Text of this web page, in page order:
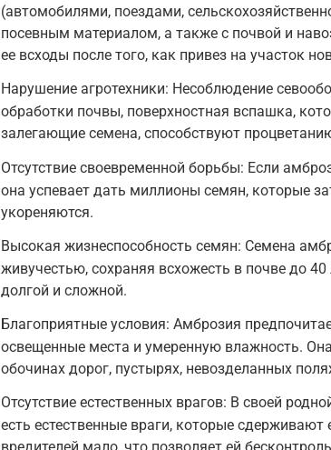
(автомобилями, поездами,
посевным материалом, а также с почвой и
ее всходы после того, как привез на участок
Нарушение агротехники: Несоблюдение
обработки почвы, поверхностная вспашка,
залегающие семена, способствуют
Отсутствие своевременной борьбы: Если
она успевает дать миллионы семян, которые
укореняются.
Высокая жизнеспособность семян: Семена
живучестью, сохраняя всхожесть в почве до 40
долгой и сложной.
Благоприятные условия: Амброзия
освещенные места и умеренную влажность.
обочинах дорог, пустырях, невозделанных
Отсутствие естественных врагов: В своей
есть естественные враги, которые сдерживают